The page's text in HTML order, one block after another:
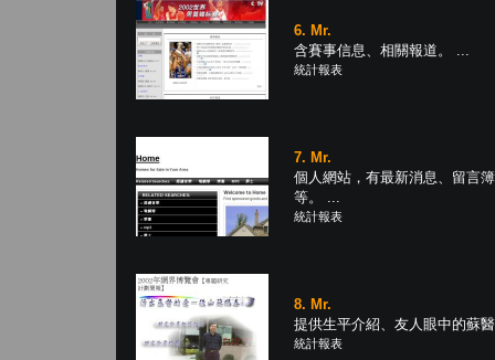
6. Mr.
含賽事信息、相關報道。 ...
統計報表
7. Mr.
個人網站，有最新消息、留言
等。 ...
統計報表
8. Mr.
提供生平介紹、友人眼中的蘇
統計報表